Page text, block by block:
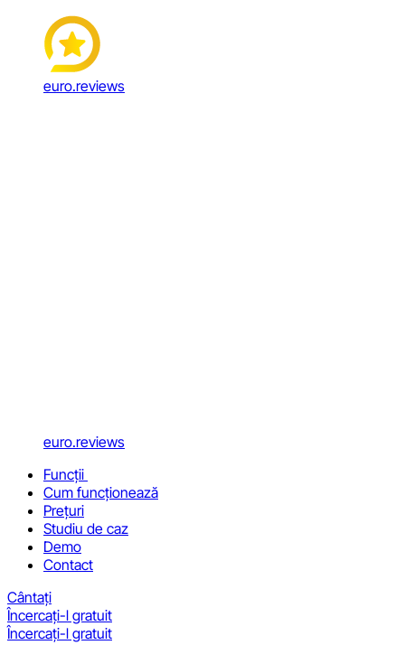
euro.reviews
euro.reviews
Funcții
Cum funcționează
Prețuri
Studiu de caz
Demo
Contact
Cântați
Încercați-l gratuit
Încercați-l gratuit